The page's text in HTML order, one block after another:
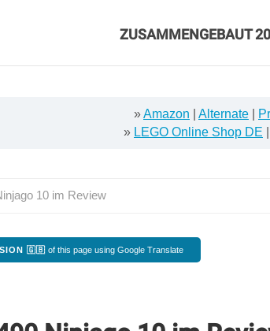
ZUSAMMENGEBAUT
»Amazon Alternate
» LEGO Online Shop DE
10 im Review
🇬🇧 of this page using Google Translate